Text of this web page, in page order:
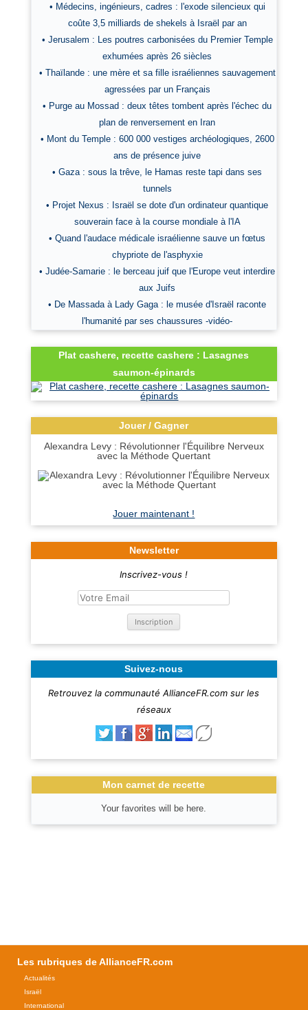
• Médecins, ingénieurs, cadres : l'exode silencieux qui
coûte 3,5 milliards de shekels à Israël par an
• Jerusalem : Les poutres carbonisées du Premier Temple
exhumées après 26 siècles
• Thaïlande : une mère et sa fille israéliennes sauvagement
agressées par un Français
• Purge au Mossad : deux têtes tombent après l'échec du
plan de renversement en Iran
• Mont du Temple : 600 000 vestiges archéologiques, 2600
ans de présence juive
• Gaza : sous la trêve, le Hamas reste tapi dans ses
tunnels
• Projet Nexus : Israël se dote d'un ordinateur quantique
souverain face à la course mondiale à l'IA
• Quand l'audace médicale israélienne sauve un fœtus
chypriote de l'asphyxie
• Judée-Samarie : le berceau juif que l'Europe veut interdire
aux Juifs
• De Massada à Lady Gaga : le musée d'Israël raconte
l'humanité par ses chaussures -vidéo-
Plat cashere, recette cashere : Lasagnes
saumon-épinards
Jouer / Gagner
Alexandra Levy : Révolutionner l'Équilibre Nerveux
avec la Méthode Quertant
Jouer maintenant !
Newsletter
Inscrivez-vous !
Suivez-nous
Retrouvez la communauté AllianceFR.com sur les
réseaux
Mon carnet de recette
Your favorites will be here.
Les rubriques de AllianceFR.com
Actualités
Israël
International